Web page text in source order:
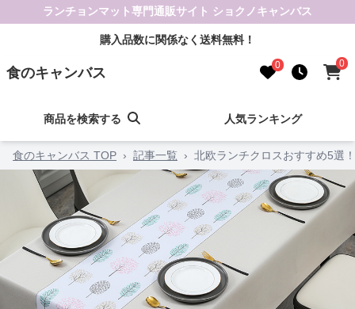
ランチョンマット専門通販サイト ショクノキャンバス
購入品数に関係なく送料無料！
食のキャンバス 0 0
商品を検索する 人気ランキング
食のキャンバス TOP › 記事一覧 › 北欧ランチクロスおすすめ5選